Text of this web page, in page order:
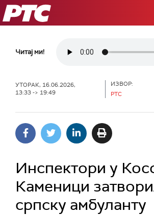
РТС
Читај ми!
УТОРАК, 16.06.2026,
13:33 -> 19:49
ИЗВОР:
РТС
Инспектори у
Каменици
српску амбуланту